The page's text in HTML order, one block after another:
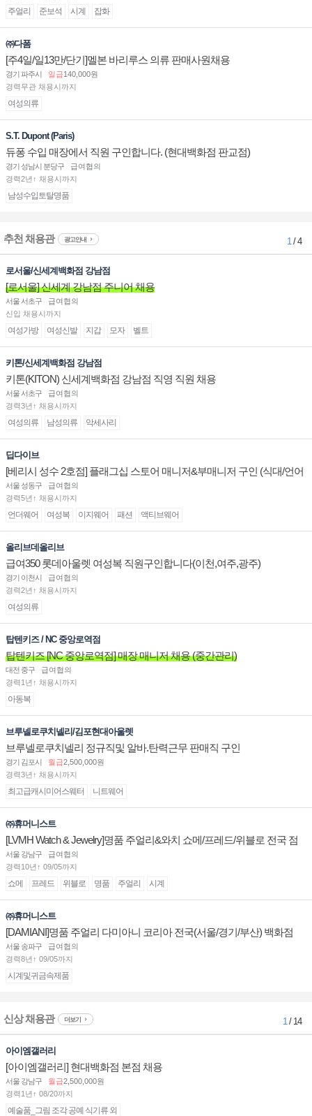
주얼리 준보석 시계 잡화
㈜다폼
[주4일/일13만/단기]멜본 바리루스 의류 판매사원채용
경기 파주시 일급140,000원
경력무관 채용시까지
여성의류
S.T. Dupont (Paris)
듀퐁 수입 매장에서 직원 구인합니다. (현대백화점 판교점)
경기 성남시 분당구
급여협의
경력2년↑ 채용시까지
남성수입토탈명품
추천 채용관 광고안내 1/ 4
로서울/신세계백화점 강남점
[로서울] 신세계 강남점 주니어 채용
서울 서초구
급여협의
신입 채용시까지
여성가방 여성신발 지갑 모자 벨트
키톤/신세계백화점 강남점
키톤(KITON) 신세계백화점 강남점 직영 직원 채용
서울 서초구
급여협의
경력3년↑ 채용시까지
여성의류 남성의류 악세사리
딥다이브
[베리시 성수 2호점] 플래그십 스토어 매니저&부매니저 구인 (식대/언어
수당 지급)
서울 성동구
급여협의
경력5년↑ 채용시까지
언더웨어 여성복 이지웨어 패션 액티브웨어
올리브데올리브
급여350 롯데아울렛 여성복 직원구인합니다(이천,여주,광주)
경기 이천시
급여협의
경력2년↑ 채용시까지
여성의류
탑텐키즈 / NC 중앙로역점
탑텐키즈 [NC 중앙로역점] 매장 매니저 채용 (중간관리)
대전 중구
급여협의
경력1년↑ 채용시까지
아동복
브루넬로쿠치넬리/김포현대아울렛
브루넬로쿠치넬리 정규직및 알바.탄력근무 판매직 구인
경기 김포시 월급2,500,000원
경력3년↑ 채용시까지
최고급캐시미어스웨터 니트웨어
㈜휴머니스트
[LVMH Watch & Jewelry]명품 주얼리&와치 쇼메/프레드/위블로 전국 점
장/부점장/판매사원 채용
서울 강남구
급여협의
경력10년↑ 09/05까지
쇼메 프레드 위블로 명품 주얼리 시계
㈜휴머니스트
[DAMIANI]명품 주얼리 다미아니 코리아 전국(서울/경기/부산) 백화점
부점장/판매사원 채용
서울 송파구
급여협의
경력8년↑ 09/05까지
시계및귀금속제품
신상 채용관 더보기 1/ 14
아이엠갤러리
[아이엠갤러리] 현대백화점 본점 채용
서울 강남구 월급2,500,000원
경력1년↑ 08/20까지
예술품_그림 조각 공예 식기류 외